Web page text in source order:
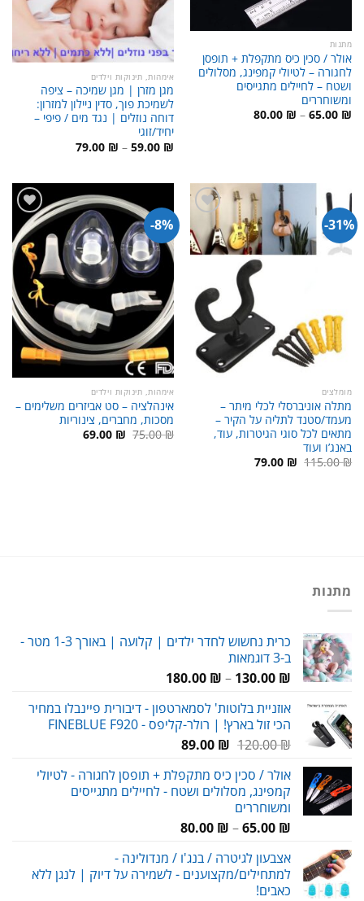
מתנות
אולר / סכין כיס מתקפלת + תופסן
לחגורה – לטיולי קמפינג, מסלולים
ושטח – לחיילים מתגייסים
ומשוחררים
65.00 ₪
–
80.00 ₪ טווח
אימהות, תינוקות וילדים
מגן מזרן | מגן שמיכה – ציפה
לשמיכת פוך, סדין ניילון למזרון:
דוחה נוזלים | נגד מים / פיפי –
יחיד/זוגי
59.00 ₪
–
79.00 ₪ טווח
מחירים:
⁦79.00 ₪⁩
31%-
מומלצים
מתלה אוניברסלי לכלי מיתר –
מעמד/סטנד לתליה על הקיר –
מתאים לכל סוגי הגיטרות, עוד,
באנג’ו ועוד
115.00₪ המחיר
המקורי
79.00 ₪ המחיר
הנוכחי
8%-
אימהות, תינוקות וילדים
אינהלציה – סט אביזרים משלימים –
מסכות, מחברים, צינוריות
75.00₪ המחיר
המקורי
69.00 ₪ המחיר
מתנות
כרית נחשוש לחדר ילדים | קלועה | באורך 1-3 מטר -
ב-3 דוגמאות
130.00 ₪
–
180.00 ₪
עד
אוזניית בלוטות' לסמארטפון - דיבורית פיינבלו במחיר
הכי זול בארץ! | רולר-קליפס - FINEBLUE F920
120.00₪
המחיר
היה:
120.00 ₪.
89.00 ₪
המחיר
הוא:
89.00 ₪.
אולר / סכין כיס מתקפלת + תופסן לחגורה - לטיולי
קמפינג, מסלולים ושטח - לחיילים מתגייסים
ומשוחררים
65.00 ₪
–
80.00 ₪
טווח
עד
אצבעון לגיטרה / בנג'ו / מנדולינה -
למתחילים/מקצוענים - לשמירה על דיוק | לנגן ללא
כאבים!